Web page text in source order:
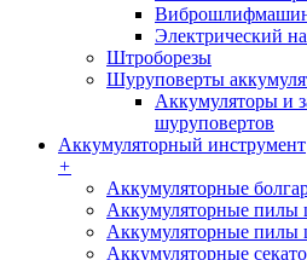
Электрический
Штроборезы
Шуруповерты
Аккумуляторы и
шуруповертов
Аккумуляторный инструмент
+
Аккумуляторные
Аккумуляторные пилы
Аккумуляторные пилы
Аккумуляторные